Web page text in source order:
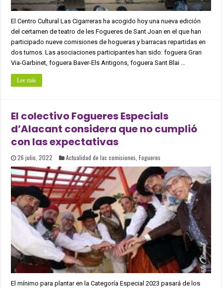
El Centro Cultural Las Cigarreras ha acogido hoy una nueva edición
del certamen de teatro de les Fogueres de Sant Joan en el que han
participado nueve comisiones de hogueras y barracas repartidas en
dos turnos. Las asociaciones participantes han sido: foguera Gran
Via-Garbinet, foguera Baver-Els Antigons, foguera Sant Blai …
Lee más
El colectivo Fogueres Especials
d’Alacant considera que no cumplió
con las expectativas
26 julio, 2022 Actualidad de las comisiones ,Fogueres
El mínimo para plantar en la Categoría Especial 2023 pasará de los